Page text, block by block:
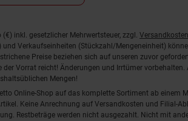
inkl. gesetzlicher Mehrwertsteuer, zzgl. Versandkosten
und Verkaufseinheiten (Stückzahl/Mengeneinheit)
Preise beziehen sich auf unseren zuvor
der Vorrat reicht! Änderungen und Irrtümer
Mengen!
Online-Shop auf das komplette Sortiment ab einem
Keine Anrechnung auf Versandkosten und Filial-
Restbeträge werden nicht ausgezahlt. Nicht mit